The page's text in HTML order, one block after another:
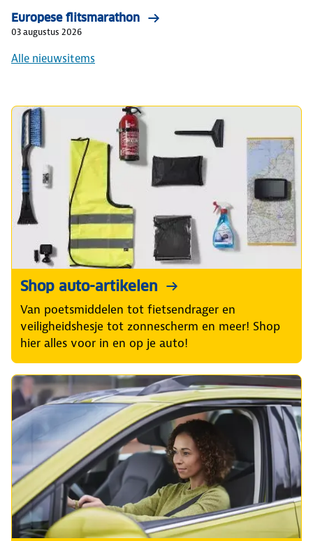
Europese flitsmarathon
03 augustus 2026
Alle nieuwsitems
Shop auto-artikelen
Van poetsmiddelen tot fietsendrager en
veiligheidshesje tot zonnescherm en meer! Shop
hier alles voor in en op je auto!